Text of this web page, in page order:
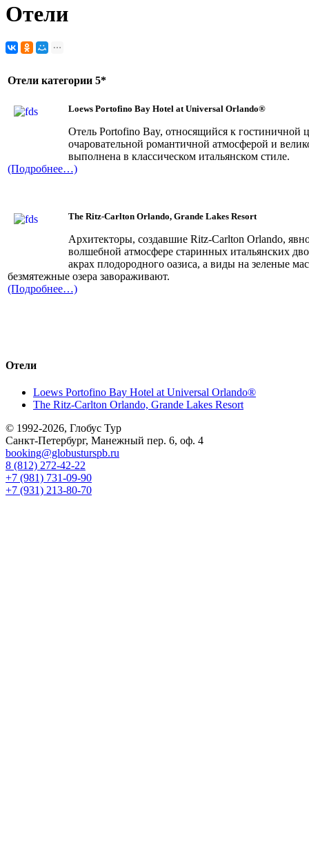
Отели
Отели категории 5*
Loews Portofino Bay Hotel at Universal Orlando®
Отель Portofino Bay, относящийся к гостиничной
очаровательной романтичной атмосферой и
выполнена в классическом итальянском стиле.
(Подробнее…)
The Ritz-Carlton Orlando, Grande Lakes Resort
Архитекторы, создавшие Ritz-Carlton Orlando,
волшебной атмосфере старинных итальянских
акрах плодородного оазиса, а виды на зеленые
безмятежные озера завораживают.
(Подробнее…)
Отели
Loews Portofino Bay Hotel at Universal Orlando®
The Ritz-Carlton Orlando, Grande Lakes Resort
© 1992-2026, Глобус Тур
Санкт-Петербург, Манежный пер. 6, оф. 4
booking@globusturspb.ru
8 (812) 272-42-22
+7 (981) 731-09-90
+7 (931) 213-80-70